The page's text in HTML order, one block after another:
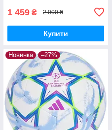
1 459 ₴ 2 000 ₴
Купити
Новинка –27%